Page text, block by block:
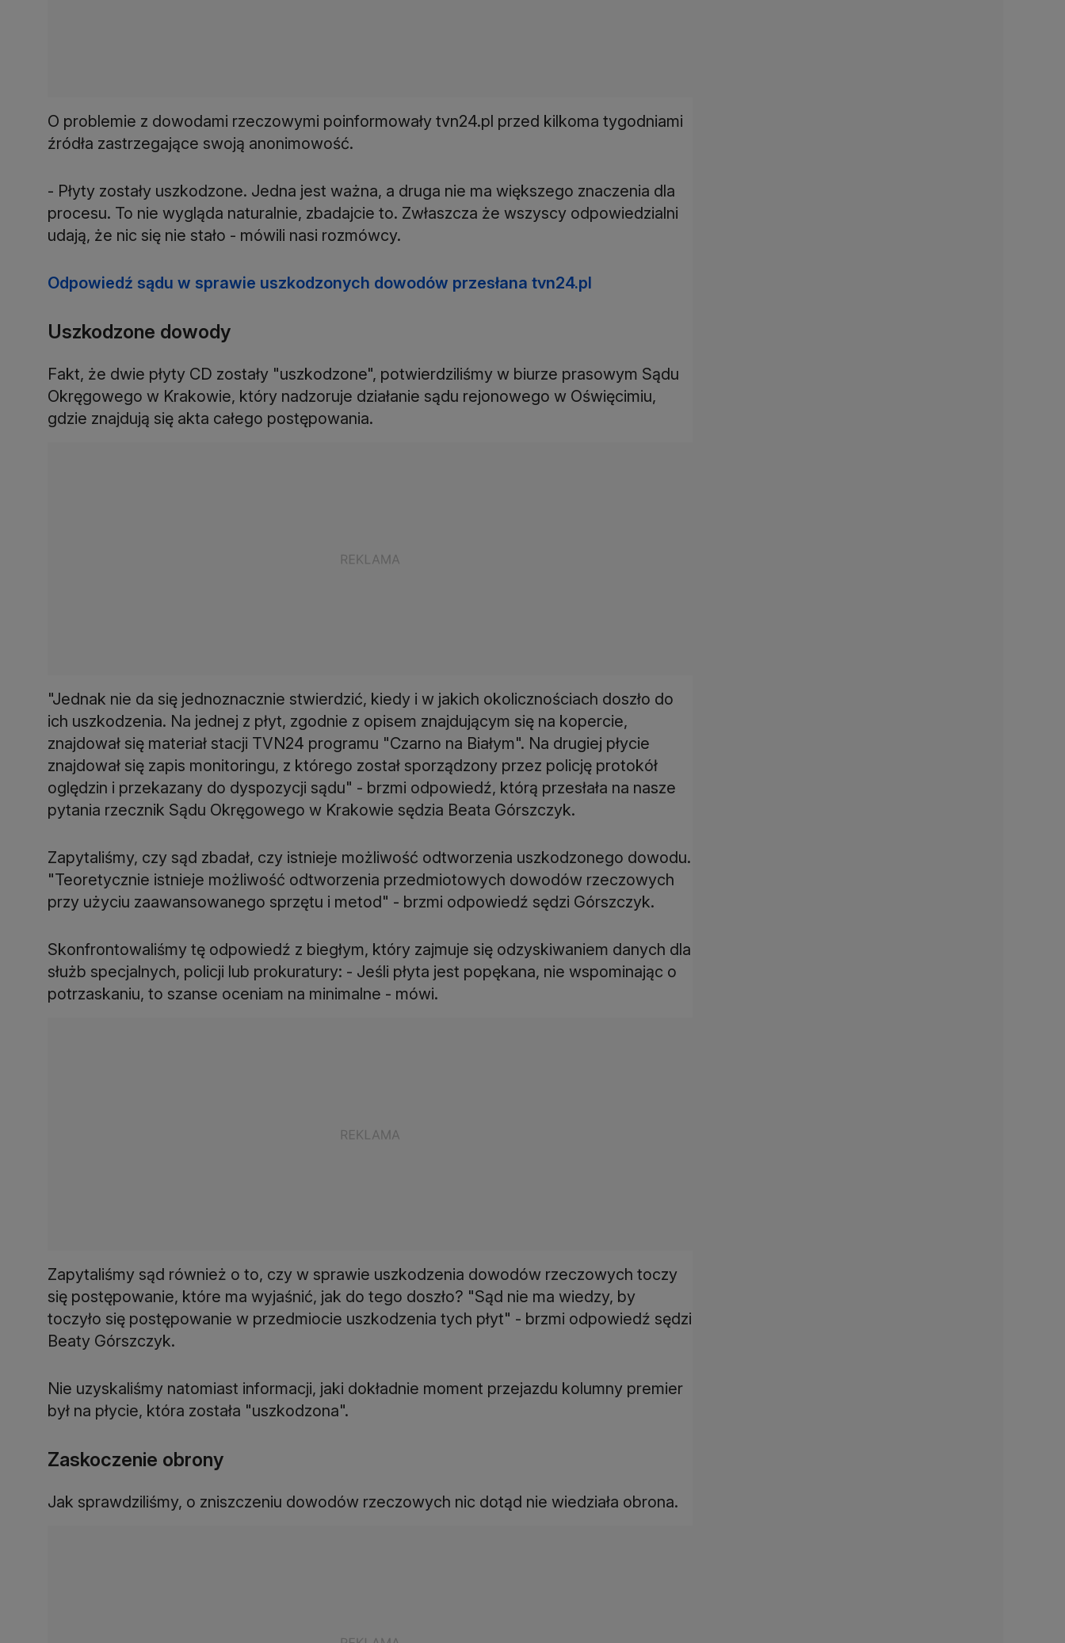
O problemie z dowodami rzeczowymi poinformowały tvn24.pl przed kilkoma tygodniami
źródła zastrzegające swoją anonimowość.
- Płyty zostały uszkodzone. Jedna jest ważna, a druga nie ma większego znaczenia dla
procesu. To nie wygląda naturalnie, zbadajcie to. Zwłaszcza że wszyscy odpowiedzialni
udają, że nic się nie stało - mówili nasi rozmówcy.
Odpowiedź sądu w sprawie uszkodzonych dowodów przesłana tvn24.pl
Uszkodzone dowody
Fakt, że dwie płyty CD zostały "uszkodzone", potwierdziliśmy w biurze prasowym Sądu
Okręgowego w Krakowie, który nadzoruje działanie sądu rejonowego w Oświęcimiu,
gdzie znajdują się akta całego postępowania.
"Jednak nie da się jednoznacznie stwierdzić, kiedy i w jakich okolicznościach doszło do
ich uszkodzenia. Na jednej z płyt, zgodnie z opisem znajdującym się na kopercie,
znajdował się materiał stacji TVN24 programu "Czarno na Białym". Na drugiej płycie
znajdował się zapis monitoringu, z którego został sporządzony przez policję protokół
oględzin i przekazany do dyspozycji sądu" - brzmi odpowiedź, którą przesłała na nasze
pytania rzecznik Sądu Okręgowego w Krakowie sędzia Beata Górszczyk.
Zapytaliśmy, czy sąd zbadał, czy istnieje możliwość odtworzenia uszkodzonego dowodu.
"Teoretycznie istnieje możliwość odtworzenia przedmiotowych dowodów rzeczowych
przy użyciu zaawansowanego sprzętu i metod" - brzmi odpowiedź sędzi Górszczyk.
Skonfrontowaliśmy tę odpowiedź z biegłym, który zajmuje się odzyskiwaniem danych dla
służb specjalnych, policji lub prokuratury: - Jeśli płyta jest popękana, nie wspominając o
potrzaskaniu, to szanse oceniam na minimalne - mówi.
Zapytaliśmy sąd również o to, czy w sprawie uszkodzenia dowodów rzeczowych toczy
się postępowanie, które ma wyjaśnić, jak do tego doszło? "Sąd nie ma wiedzy, by
toczyło się postępowanie w przedmiocie uszkodzenia tych płyt" - brzmi odpowiedź sędzi
Beaty Górszczyk.
Nie uzyskaliśmy natomiast informacji, jaki dokładnie moment przejazdu kolumny premier
był na płycie, która została "uszkodzona".
Zaskoczenie obrony
Jak sprawdziliśmy, o zniszczeniu dowodów rzeczowych nic dotąd nie wiedziała obrona.